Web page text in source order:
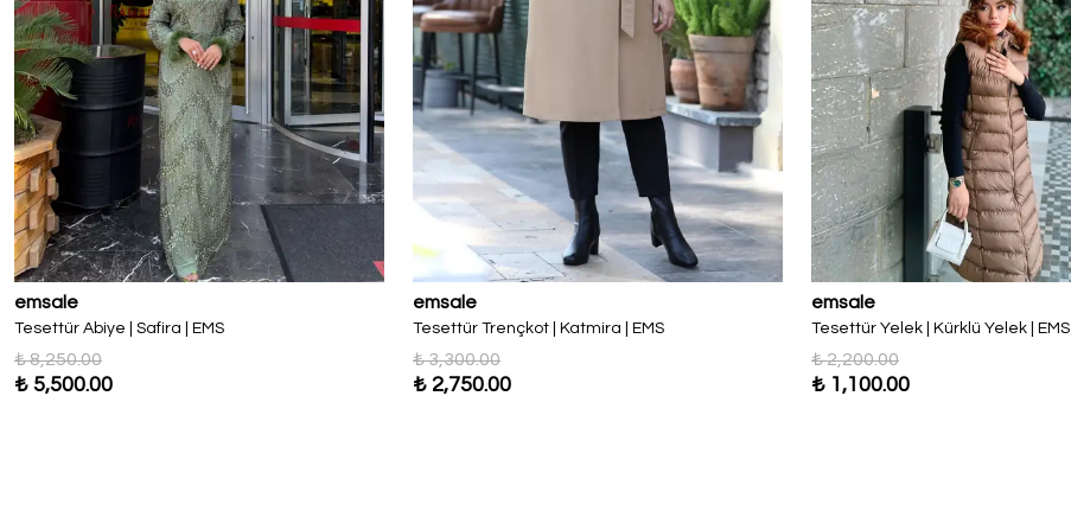
emsale
Tesettür Abiye | Safira | EMS
₺ 8,250.00
₺ 5,500.00
emsale
Tesettür Trençkot | Katmira | EMS
₺ 3,300.00
₺ 2,750.00
emsale
Tesettür Yelek | Kürklü Yelek | EMS
₺ 2,200.00
₺ 1,100.00